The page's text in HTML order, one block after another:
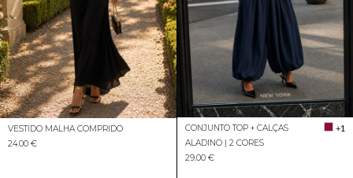
VESTIDO MALHA COMPRIDO
24.00 €
CONJUNTO TOP + CALÇAS
ALADINO | 2 CORES
+1
29.00 €